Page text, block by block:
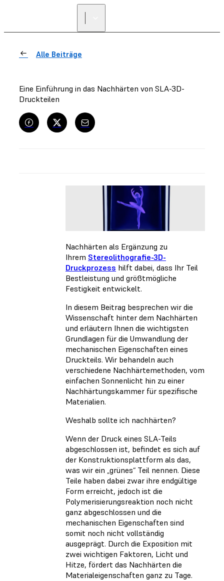
Alle Beiträge
Eine Einführung in das Nachhärten von SLA-3D-
Druckteilen
Nachhärten als Ergänzung zu
Ihrem Stereolithografie-3D-
Druckprozess hilft dabei, dass Ihr Teil
Bestleistung und größtmögliche
Festigkeit entwickelt.
In diesem Beitrag besprechen wir die
Wissenschaft hinter dem Nachhärten
und erläutern Ihnen die wichtigsten
Grundlagen für die Umwandlung der
mechanischen Eigenschaften eines
Druckteils. Wir behandeln auch
verschiedene Nachhärtemethoden, vom
einfachen Sonnenlicht hin zu einer
Nachhärtungskammer für spezifische
Materialien.
Weshalb sollte ich nachhärten?
Wenn der Druck eines SLA-Teils
abgeschlossen ist, befindet es sich auf
der Konstruktionsplattform als das,
was wir ein „grünes“ Teil nennen. Diese
Teile haben dabei zwar ihre endgültige
Form erreicht, jedoch ist die
Polymerisierungsreaktion noch nicht
ganz abgeschlossen und die
mechanischen Eigenschaften sind
somit noch nicht vollständig
ausgeprägt. Durch die Exposition mit
zwei wichtigen Faktoren, Licht und
Hitze, fördert das Nachhärten die
Materialeigenschaften ganz zu Tage.